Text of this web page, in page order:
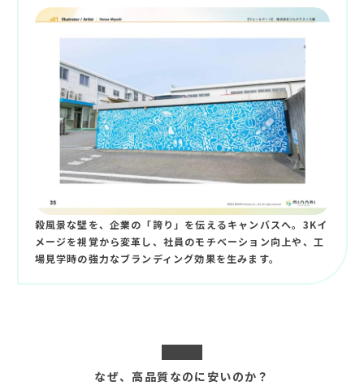
殺風景な壁を、企業の「誇り」を伝えるキャンバスへ。3Kイ
メージを視覚から変革し、社員のモチベーション向上や、工
場見学時の強力なブランディング効果を生みます。
なぜ、高品質なのに安いのか？